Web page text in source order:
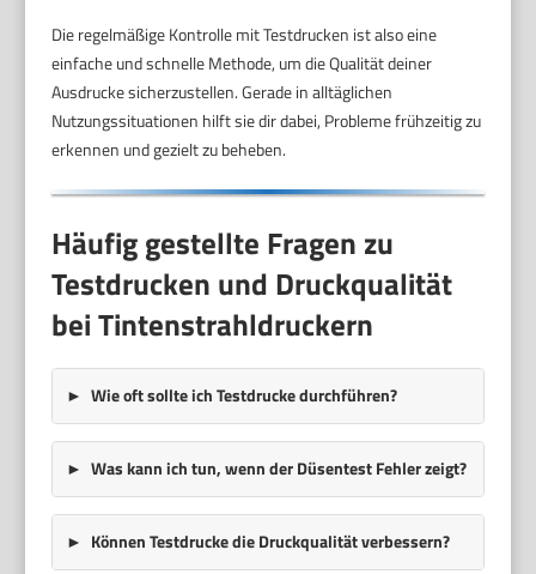
Die regelmäßige Kontrolle mit Testdrucken ist also eine
einfache und schnelle Methode, um die Qualität deiner
Ausdrucke sicherzustellen. Gerade in alltäglichen
Nutzungssituationen hilft sie dir dabei, Probleme frühzeitig zu
erkennen und gezielt zu beheben.
Häufig gestellte Fragen zu
Testdrucken und Druckqualität
bei Tintenstrahldruckern
Wie oft sollte ich Testdrucke durchführen?
Was kann ich tun, wenn der Düsentest Fehler zeigt?
Können Testdrucke die Druckqualität verbessern?